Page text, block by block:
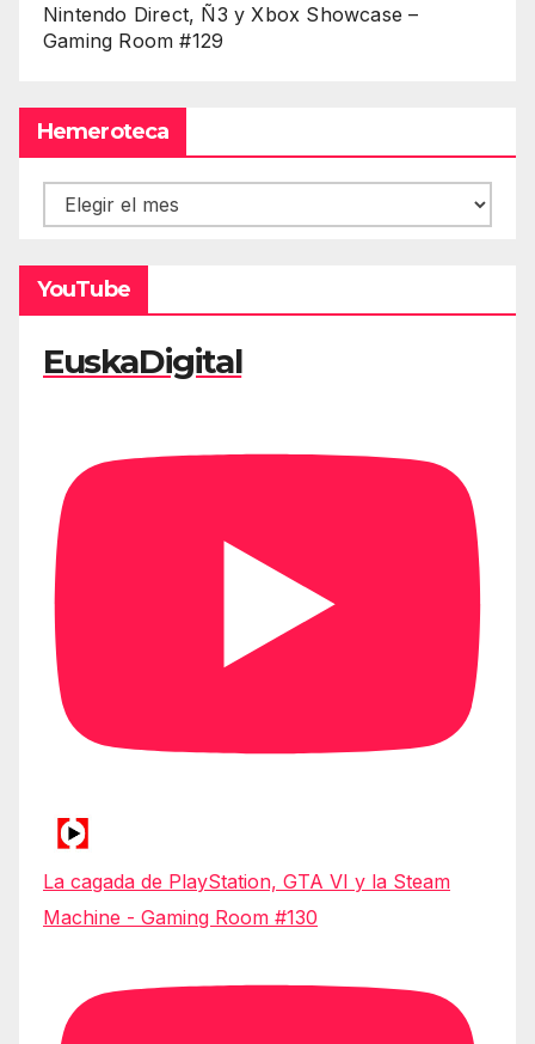
Nintendo Direct, Ñ3 y Xbox Showcase –
Gaming Room #129
Hemeroteca
Hemeroteca
YouTube
EuskaDigital
La cagada de PlayStation, GTA VI y la Steam
Machine - Gaming Room #130